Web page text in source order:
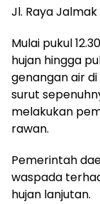
Jl. Raya
Mulai pukul
hujan hingga
genangan air
surut
melakukan
rawan.
Pemerintah
waspada
hujan lanjutan.